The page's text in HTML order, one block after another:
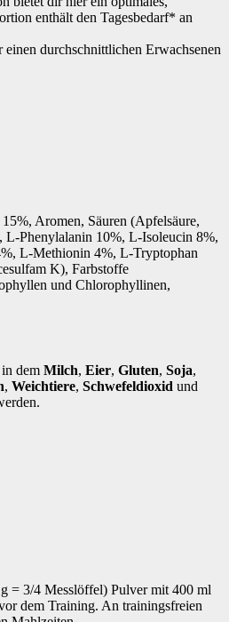
enthält den Tagesbedarf* an
durchschnittlichen Erwachsenen
Aromen, Säuren (Apfelsäure,
L-Phenylalanin 10%, L-Isoleucin 8%,
L-Methionin 4%, L-Tryptophan
K), Farbstoffe
und Chlorophyllinen,
dem Milch, Eier, Gluten, Soja,
, Weichtiere, Schwefeldioxid und
= 3/4 Messlöffel) Pulver mit 400 ml
dem Training. An trainingsfreien